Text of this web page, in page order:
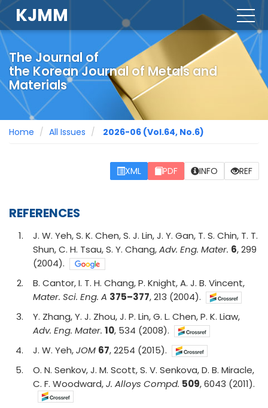
KJMM
The Journal of
the Korean Journal of Metals and
Materials
Home All Issues 2026-06 (Vol.64, No.6)
XML PDF INFO REF
REFERENCES
1.
J. W. Yeh, S. K. Chen, S. J. Lin, J. Y. Gan, T. S. Chin, T. T.
Shun, C. H. Tsau, S. Y. Chang,Adv. Eng. Mater. 6, 299
(2004).
2.
B. Cantor, I. T. H. Chang, P. Knight, A. J. B. Vincent,
Mater. Sci. Eng. A 375–377, 213 (2004).
3.
Y. Zhang, Y. J. Zhou, J. P. Lin, G. L. Chen, P. K. Liaw,
Adv. Eng. Mater. 10, 534 (2008).
4. J. W. Yeh,JOM 67, 2254 (2015).
5.
O. N. Senkov, J. M. Scott, S. V. Senkova, D. B. Miracle,
C. F. Woodward,J. Alloys Compd. 509, 6043 (2011).